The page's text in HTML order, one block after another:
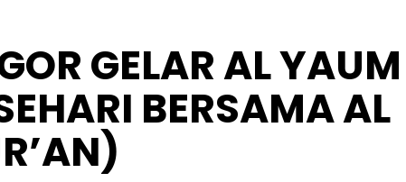
GELAR AL YAUM
BERSAMA AL